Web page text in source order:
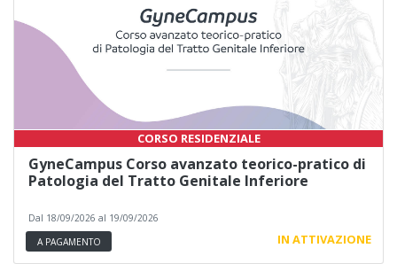
CORSO RESIDENZIALE
GyneCampus Corso avanzato teorico-pratico di
Patologia del Tratto Genitale Inferiore
Dal 18/09/2026 al 19/09/2026
A PAGAMENTO
IN ATTIVAZIONE